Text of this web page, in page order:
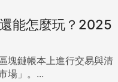
能怎麼玩？2025
塊鏈帳本上進行交易與清
場」。...